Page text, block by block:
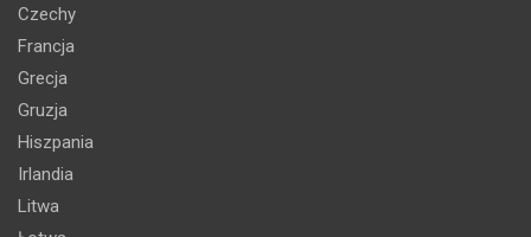
Czechy
Francja
Grecja
Gruzja
Hiszpania
Irlandia
Litwa